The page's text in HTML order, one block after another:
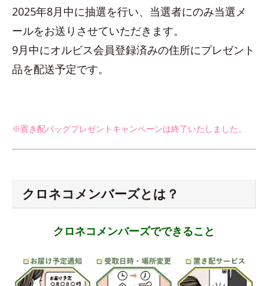
2025年8月中に抽選を行い、当選者にのみ当選メ
ールをお送りさせていただきます。
9月中にオルビス会員登録済みの住所にプレゼント
品を配送予定です。
※置き配バッグプレゼントキャンペーンは終了いたしました。
クロネコメンバーズとは？
クロネコメンバーズでできること